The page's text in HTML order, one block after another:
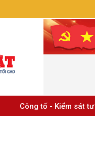
Công tố - Kiểm sát